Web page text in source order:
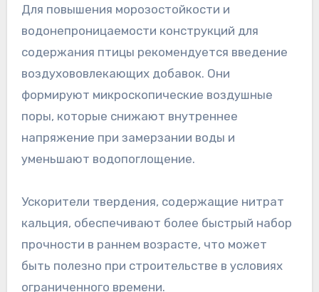
Для повышения морозостойкости и
водонепроницаемости конструкций для
содержания птицы рекомендуется введение
воздухововлекающих добавок. Они
формируют микроскопические воздушные
поры, которые снижают внутреннее
напряжение при замерзании воды и
уменьшают водопоглощение.
Ускорители твердения, содержащие нитрат
кальция, обеспечивают более быстрый набор
прочности в раннем возрасте, что может
быть полезно при строительстве в условиях
ограниченного времени.